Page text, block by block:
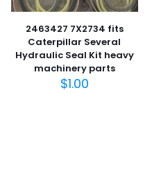
2463427 7X2734 fits
Caterpillar Several
Hydraulic Seal Kit heavy
machinery parts
$1.00